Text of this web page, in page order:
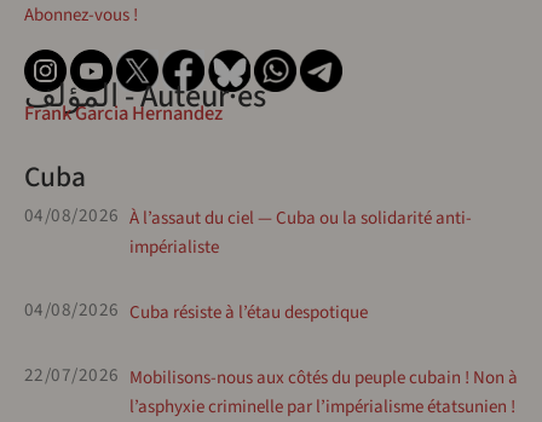
Abonnez-vous !
المؤلف - Auteur·es
Frank Garcia Hernandez
Cuba
04/08/2026 À l’assaut du ciel — Cuba ou la solidarité anti-
impérialiste
04/08/2026 Cuba résiste à l’étau despotique
22/07/2026 Mobilisons-nous aux côtés du peuple cubain ! Non à
l’asphyxie criminelle par l’impérialisme étatsunien !